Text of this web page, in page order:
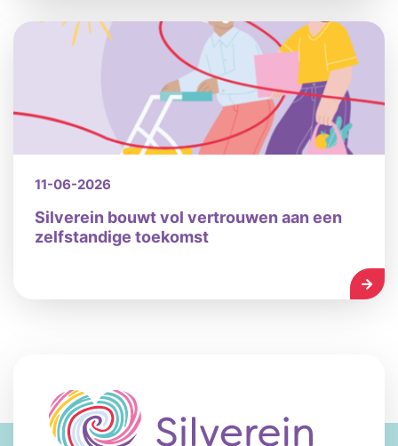
11-06-2026
Silverein bouwt vol vertrouwen aan een
zelfstandige toekomst